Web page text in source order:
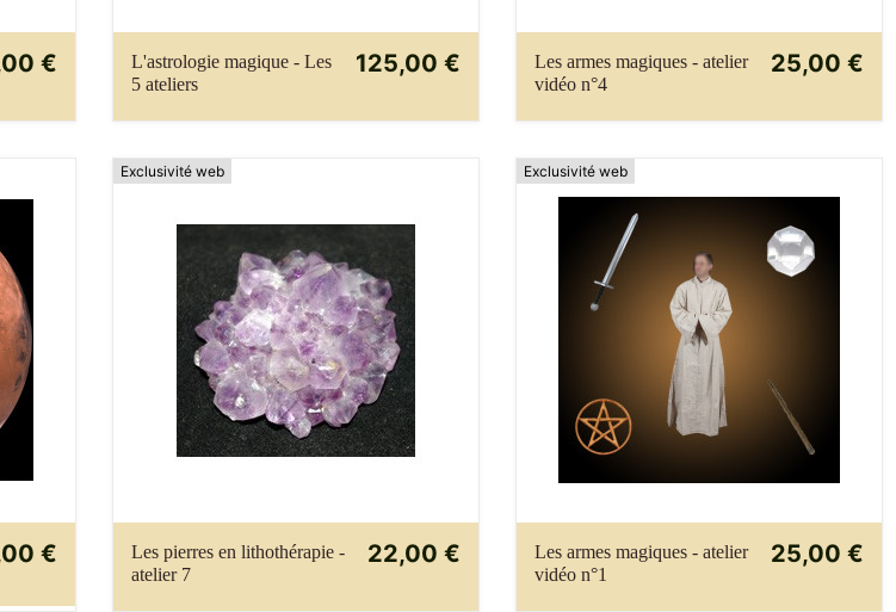
€
L'astrologie magique - Les
5 ateliers
125,00 €
Les armes magiques - atelier
vidéo n°4
25,00 €
€
Exclusivité web
Les pierres en lithothérapie -
atelier 7
22,00 €
Exclusivité web
Les armes magiques - atelier
vidéo n°1
25,00 €